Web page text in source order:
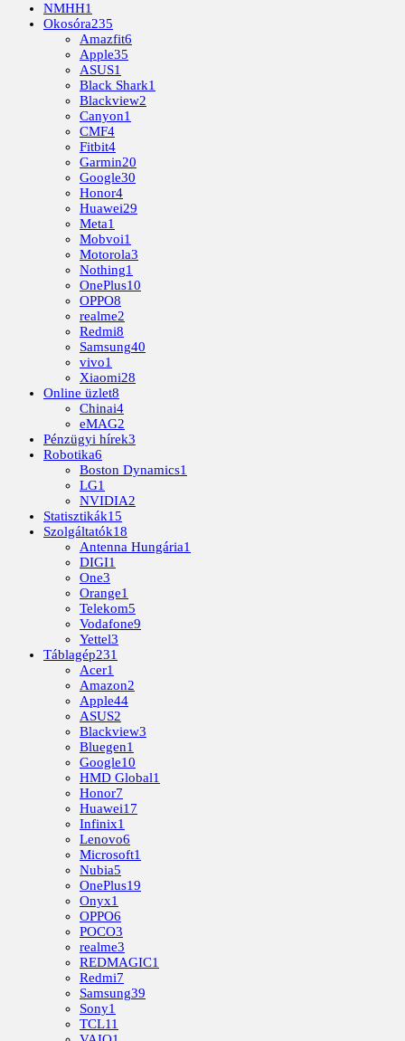
NMHH1
Okosóra235
Amazfit6
Apple35
ASUS1
Black Shark1
Blackview2
Canyon1
CMF4
Fitbit4
Garmin20
Google30
Honor4
Huawei29
Meta1
Mobvoi1
Motorola3
Nothing1
OnePlus10
OPPO8
realme2
Redmi8
Samsung40
vivo1
Xiaomi28
Online üzlet8
Chinai4
eMAG2
Pénzügyi hírek3
Robotika6
Boston Dynamics1
LG1
NVIDIA2
Statisztikák15
Szolgáltatók18
Antenna Hungária1
DIGI1
One3
Orange1
Telekom5
Vodafone9
Yettel3
Táblagép231
Acer1
Amazon2
Apple44
ASUS2
Blackview3
Bluegen1
Google10
HMD Global1
Honor7
Huawei17
Infinix1
Lenovo6
Microsoft1
Nubia5
OnePlus19
Onyx1
OPPO6
POCO3
realme3
REDMAGIC1
Redmi7
Samsung39
Sony1
TCL11